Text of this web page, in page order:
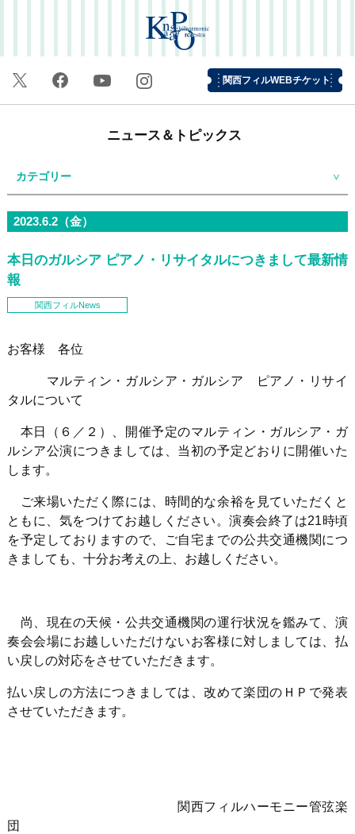
関西フィルWEBチケット
ニュース＆トピックス
カテゴリー
2023.6.2（金）
本日のガルシア ピアノ・リサイタルにつきまして最新情
報
関西フィルNews
お客様 各位
マルティン・ガルシア・ガルシア ピアノ・リサイ
タルについて
本日（６／２）、開催予定のマルティン・ガルシア・ガ
ルシア公演につきましては、当初の予定どおりに開催いた
します。
ご来場いただく際には、時間的な余裕を見ていただくと
ともに、気をつけてお越しください。演奏会終了は21時頃
を予定しておりますので、ご自宅までの公共交通機関につ
きましても、十分お考えの上、お越しください。
尚、現在の天候・公共交通機関の運行状況を鑑みて、演
奏会会場にお越しいただけないお客様に対しましては、払
い戻しの対応をさせていただきます。
払い戻しの方法につきましては、改めて楽団のＨＰで発表
させていただきます。
関西フィルハーモニー管弦楽
団